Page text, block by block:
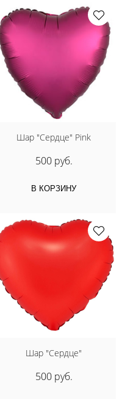
Шар "Сердце" Pink
500 руб.
В КОРЗИНУ
Шар "Сердце"
500 руб.